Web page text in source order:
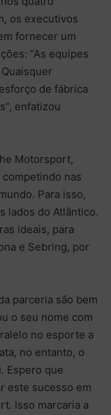
os executivos
fornecer um
“As equipes
de fábrica
enfatizou
Motorsport,
nas
Para isso,
lados do Atlântico.
ideais, para
e Sebring, por
parceria são bem
o seu nome com
no esporte a
no entanto, o
Espero que
este sucesso em
Isso marcaria a